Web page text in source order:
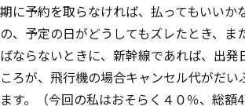
に予約を取らなければ、払ってもいい
、予定の日がどうしてもズレたとき、
ならないときに、新幹線であれば、出
ろが、飛行機の場合キャンセル代がだ
す。（今回の私はおそらく４０％、総